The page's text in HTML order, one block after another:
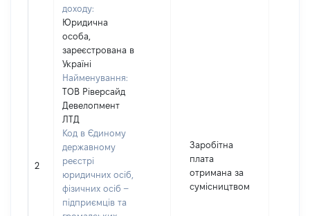
2
доходу:
Юридична
особа,
зареєстрована в
Україні
Найменування:
ТОВ Ріверсайд
Девелопмент
ЛТД
Код в Єдиному
державному
реєстрі
юридичних осіб,
фізичних осіб –
підприємців та
Заробітна
плата
отримана за
сумісництвом